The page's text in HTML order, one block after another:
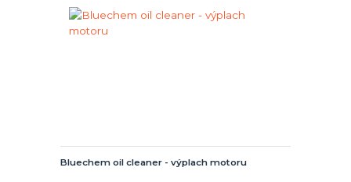
Bluechem oil cleaner - výplach motoru